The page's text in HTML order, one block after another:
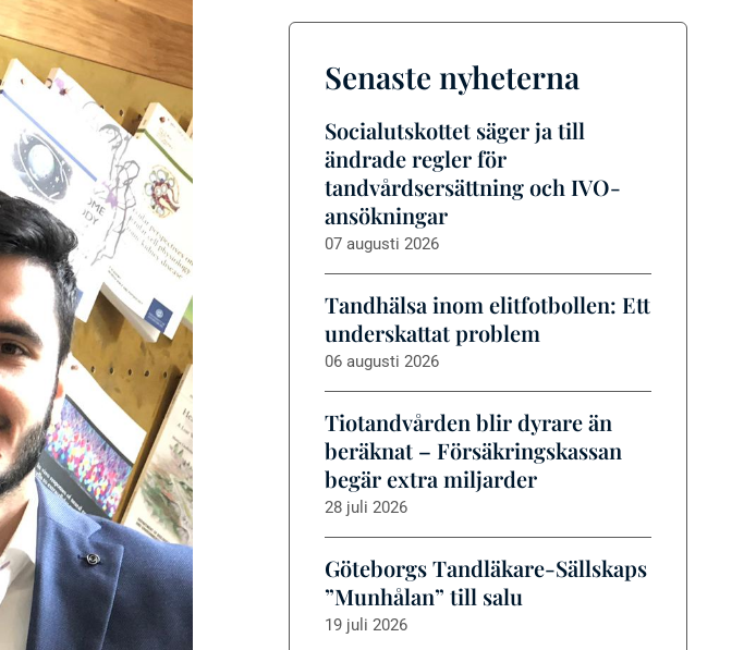
Senaste nyheterna
Socialutskottet säger ja till
ändrade regler för
tandvårdsersättning och IVO-
ansökningar
07 augusti 2026
Tandhälsa inom elitfotbollen: Ett
underskattat problem
06 augusti 2026
Tiotandvården blir dyrare än
beräknat – Försäkringskassan
begär extra miljarder
28 juli 2026
Göteborgs Tandläkare-Sällskaps
”Munhålan” till salu
19 juli 2026